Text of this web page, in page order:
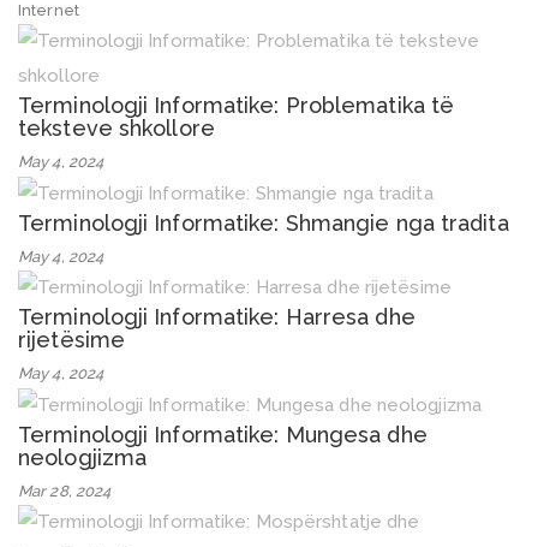
Internet
Terminologji Informatike: Problematika të
teksteve shkollore
May 4, 2024
Terminologji Informatike: Shmangie nga tradita
May 4, 2024
Terminologji Informatike: Harresa dhe
rijetësime
May 4, 2024
Terminologji Informatike: Mungesa dhe
neologjizma
Mar 28, 2024